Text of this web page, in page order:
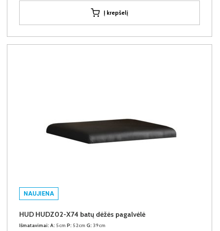
Į krepšelį
NAUJIENA
HUD HUDZ02-X74 batų dėžės pagalvėlė
Išmatavimai: A: 5cm P: 52cm G: 39cm